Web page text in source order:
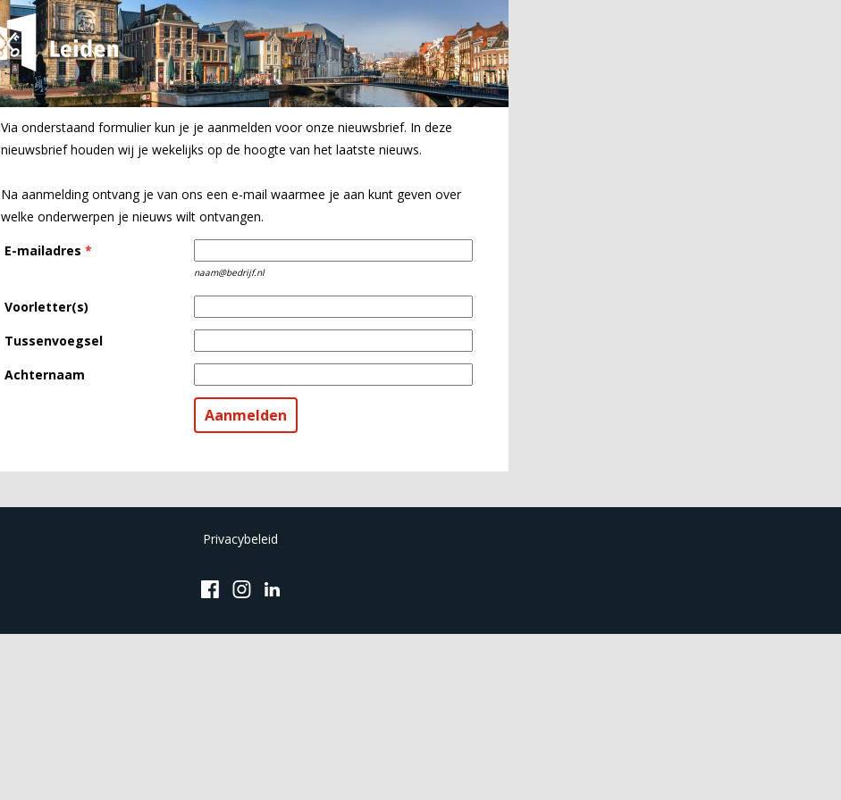
Via onderstaand formulier kun je je aanmelden voor onze nieuwsbrief. In deze
nieuwsbrief houden wij je wekelijks op de hoogte van het laatste nieuws.
Na aanmelding ontvang je van ons een e-mail waarmee je aan kunt geven over
welke onderwerpen je nieuws wilt ontvangen.
E-mailadres *
naam@bedrijf.nl
Voorletter(s)
Tussenvoegsel
Achternaam
Privacybeleid